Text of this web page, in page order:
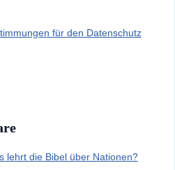
für den Datenschutz
lehrt die Bibel über Nationen?